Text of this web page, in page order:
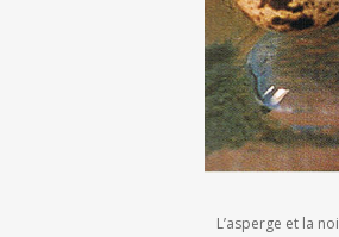
L’asperge et la